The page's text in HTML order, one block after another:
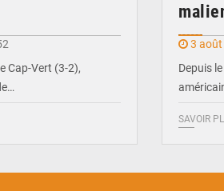
Cap-Vert (3-2),
3
Depuis
SAVOIR